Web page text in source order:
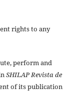
rights to any
perform and
SHILAP Revista de
of its publication